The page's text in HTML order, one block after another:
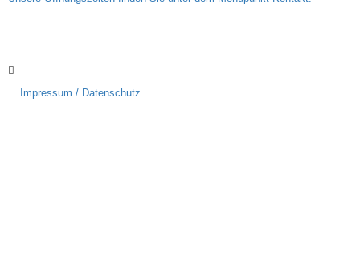
Impressum / Datenschutz